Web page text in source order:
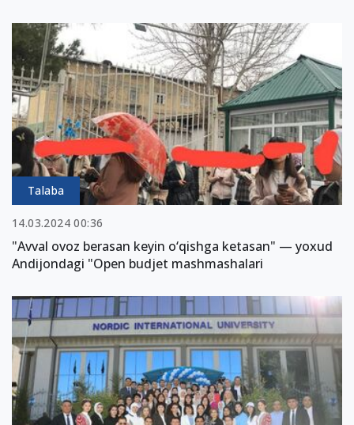
Talaba
14.03.2024 00:36
"Avval ovoz berasan keyin o‘qishga ketasan" — yoxud
Andijondagi "Open budjet mashmashalari